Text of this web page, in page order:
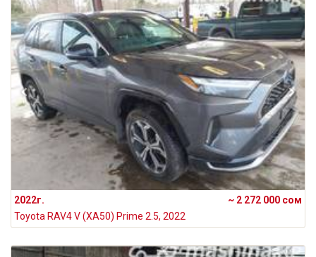
2022г.
~ 2 272 000 сом
Toyota RAV4 V (XA50) Prime 2.5, 2022